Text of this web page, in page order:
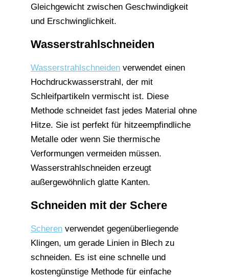
Gleichgewicht zwischen Geschwindigkeit
und Erschwinglichkeit.
Wasserstrahlschneiden
Wasserstrahlschneiden verwendet einen
Hochdruckwasserstrahl, der mit
Schleifpartikeln vermischt ist. Diese
Methode schneidet fast jedes Material ohne
Hitze. Sie ist perfekt für hitzeempfindliche
Metalle oder wenn Sie thermische
Verformungen vermeiden müssen.
Wasserstrahlschneiden erzeugt
außergewöhnlich glatte Kanten.
Schneiden mit der Schere
Scheren verwendet gegenüberliegende
Klingen, um gerade Linien in Blech zu
schneiden. Es ist eine schnelle und
kostengünstige Methode für einfache